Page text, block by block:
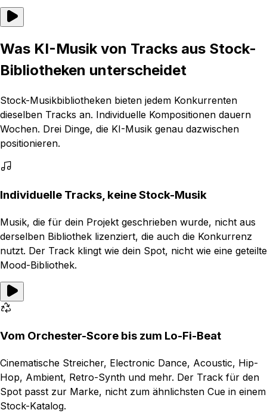
Was KI-Musik von Tracks aus Stock-
Bibliotheken unterscheidet
Stock-Musikbibliotheken bieten jedem Konkurrenten
dieselben Tracks an. Individuelle Kompositionen dauern
Wochen. Drei Dinge, die KI-Musik genau dazwischen
positionieren.
Individuelle Tracks, keine Stock-Musik
Musik, die für dein Projekt geschrieben wurde, nicht aus
derselben Bibliothek lizenziert, die auch die Konkurrenz
nutzt. Der Track klingt wie dein Spot, nicht wie eine geteilte
Mood-Bibliothek.
Vom Orchester-Score bis zum Lo-Fi-Beat
Cinematische Streicher, Electronic Dance, Acoustic, Hip-
Hop, Ambient, Retro-Synth und mehr. Der Track für den
Spot passt zur Marke, nicht zum ähnlichsten Cue in einem
Stock-Katalog.